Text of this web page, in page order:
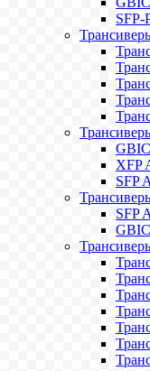
SFP-
XFP
SFP
SFP